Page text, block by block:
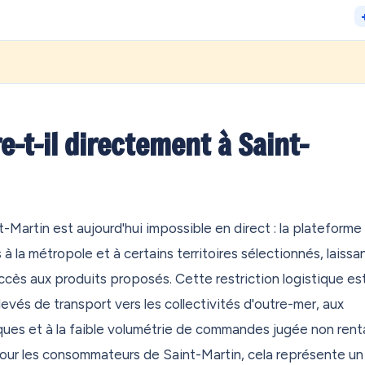
quelle boutique au monde — Amazon, Zara, Temu, peu
entrepôt, on regroupe vos achats, et on vous les envoie
Antilles, en Polynésie, au Canada, au Maroc, partout. Dès
traitement), avec des options express et économiques selon
chez un proche — famille, ami — qui n'a ni le temps ni
de poste ? Switch Mode est fait pour ça. Votre proche
sans avancer un centime. Et si vous résidez dans les DOM,
rapide, sans déranger personne.
réexpédition selon vos besoins. Besoin d'une réexpédition
t-il directement à Saint-
Martin est aujourd'hui impossible en direct : la plateforme
la métropole et à certains territoires sélectionnés,
aux produits proposés. Cette restriction logistique
de transport vers les collectivités d'outre-mer, aux
et à la faible volumétrie de commandes jugée non
les consommateurs de Saint-Martin, cela représente un